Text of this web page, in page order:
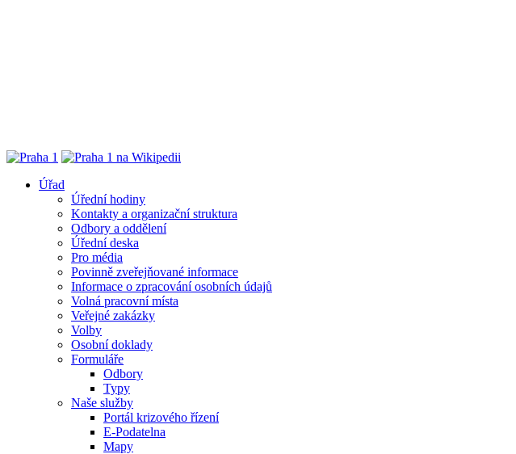
Úřad
Úřední hodiny
Kontakty a organizační struktura
Odbory a oddělení
Úřední deska
Pro média
Povinně zveřejňované informace
Informace o zpracování osobních údajů
Volná pracovní místa
Veřejné zakázky
Volby
Osobní doklady
Formuláře
Odbory
Typy
Naše služby
Portál krizového řízení
E-Podatelna
Mapy